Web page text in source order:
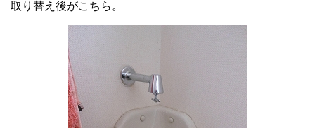
取り替え後がこちら。